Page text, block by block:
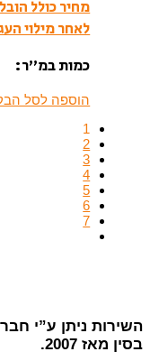
מחיר כולל
לאחר מילוי
כמות במ”ר:
הוספה לסל
1
2
3
4
5
6
7
בסין מאז 2007.